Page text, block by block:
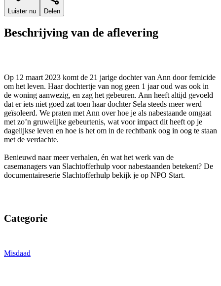
Luister nu Delen
Beschrijving van de aflevering
Op 12 maart 2023 komt de 21 jarige dochter van Ann door femicide
om het leven. Haar dochtertje van nog geen 1 jaar oud was ook in
de woning aanwezig, en zag het gebeuren. Ann heeft altijd gevoeld
dat er iets niet goed zat toen haar dochter Sela steeds meer werd
geïsoleerd. We praten met Ann over hoe je als nabestaande omgaat
met zo’n gruwelijke gebeurtenis, wat voor impact dit heeft op je
dagelijkse leven en hoe is het om in de rechtbank oog in oog te staan
met de verdachte.
Benieuwd naar meer verhalen, én wat het werk van de
casemanagers van Slachtofferhulp voor nabestaanden betekent? De
documentaireserie Slachtofferhulp bekijk je op NPO Start.
Categorie
Misdaad